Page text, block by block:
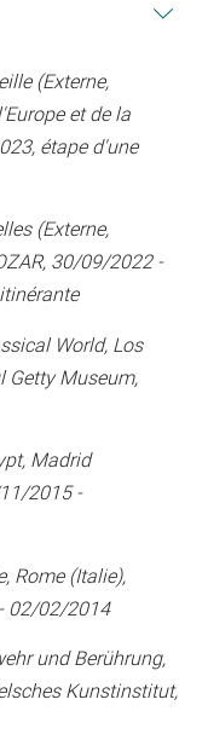
(Externe,
et de la
étape d'une
(Externe,
30/09/2022 -
World, Los
Getty Museum,
Madrid
2015 -
Rome (Italie),
02/02/2014
und Berührung,
Kunstinstitut,